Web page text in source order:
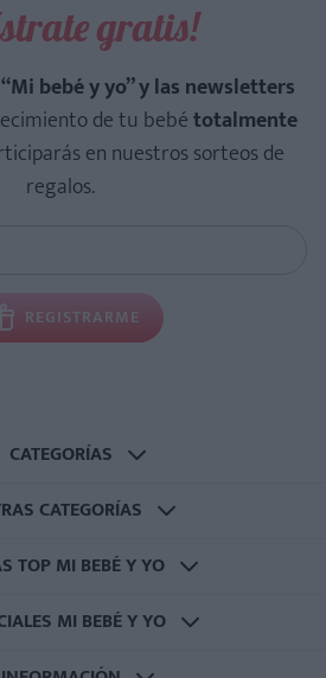
gratis!
bebé y yo” y las newsletters
de tu bebétotalmente
en nuestros sorteos de
regalos.
REGISTRARME
CATEGORÍAS
CATEGORÍAS
TOP MI BEBÉ Y YO
MI BEBÉ Y YO